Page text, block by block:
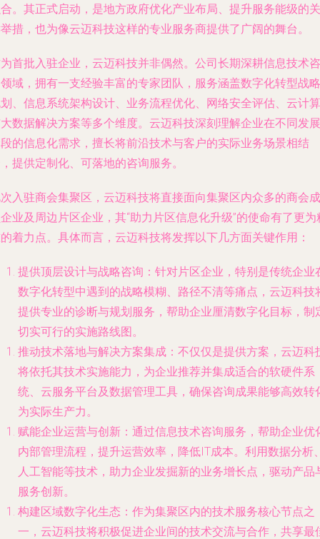
。其正式启动，是地方政府优化产业布局、提升服务能级的关
措，也为像云迈科技这样的专业服务商提供了广阔的舞台。
首批入驻企业，云迈科技并非偶然。公司长期深耕信息技术咨
域，拥有一支经验丰富的专家团队，服务涵盖数字化转型战略
、信息系统架构设计、业务流程优化、网络安全评估、云计算
数据解决方案等多个维度。云迈科技深刻理解企业在不同发展
的信息化需求，擅长将前沿技术与客户的实际业务场景相结
提供定制化、可落地的咨询服务。
入驻商会集聚区，云迈科技将直接面向集聚区内众多的商会成
业及周边片区企业，其“助力片区信息化升级”的使命有了更为
着力点。具体而言，云迈科技将发挥以下几方面关键作用：
提供顶层设计与战略咨询 ：针对片区企业，特别是传统企业
数字化转型中遇到的战略模糊、路径不清等痛点，云迈科技
提供专业的诊断与规划服务，帮助企业厘清数字化目标，制
切实可行的实施路线图。
推动技术落地与解决方案集成 ：不仅仅是提供方案，云迈科
将依托其技术实施能力，为企业推荐并集成适合的软硬件系
统、云服务平台及数据管理工具，确保咨询成果能够高效转
为实际生产力。
赋能企业运营与创新 ：通过信息技术咨询服务，帮助企业优
内部管理流程，提升运营效率，降低IT成本。利用数据分析
人工智能等技术，助力企业发掘新的业务增长点，驱动产品
服务创新。
构建区域数字化生态 ：作为集聚区内的技术服务核心节点之
一，云迈科技将积极促进企业间的技术交流与合作，共享最